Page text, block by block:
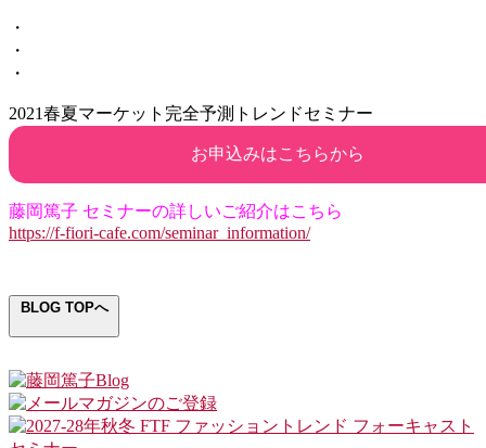
・
・
・
2021春夏マーケット完全予測トレンドセミナー
お申込みはこちらから
藤岡篤子 セミナーの詳しいご紹介はこちら
https://f-fiori-cafe.com/seminar_information/
BLOG TOPへ